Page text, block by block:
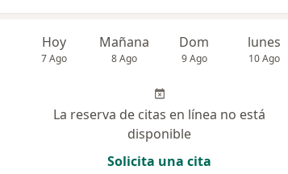
Hoy
7 Ago
Mañana
8 Ago
Dom
9 Ago
lunes
10 Ago
La reserva de citas en línea no está
disponible
Solicita una cita